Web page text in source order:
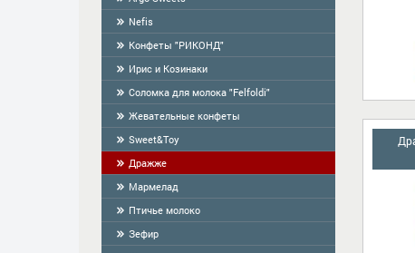
Крахмал, кисель, желе
Крекер
Пряники
Cоломка
Вафли
Халва
БАРАНКИ
Nefis
Конфеты "РИКОНД"
Ирис и Козинаки
Соломка для молока "Felfoldi"
Жевательные конфеты
Sweet&Toy
Дражже
Мармелад
Птичье молоко
Зефир